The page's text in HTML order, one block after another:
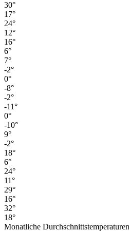
30°
17°
24°
12°
16°
6°
7°
-2°
0°
-8°
-2°
-11°
0°
-10°
9°
-2°
18°
6°
24°
11°
29°
16°
32°
18°
Monatliche